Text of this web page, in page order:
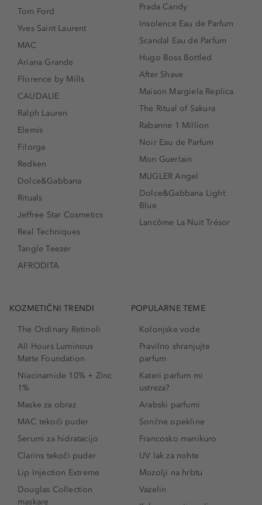
Tom Ford
Yves Saint Laurent
MAC
Ariana Grande
Florence by Mills
CAUDALIE
Ralph Lauren
Elemis
Filorga
Redken
Dolce&Gabbana
Rituals
Jeffree Star Cosmetics
Real Techniques
Tangle Teezer
AFRODITA
Prada Candy
Insolence Eau de Parfum
Scandal Eau de Parfum
Hugo Boss Bottled
After Shave
Maison Margiela Replica
The Ritual of Sakura
Rabanne 1 Million
Noir Eau de Parfum
Mon Guerlain
MUGLER Angel
Dolce&Gabbana Light
Blue
Lancôme La Nuit Trésor
KOZMETIČNI TRENDI
The Ordinary Retinoli
All Hours Luminous
Matte Foundation
Niacinamide 10% + Zinc
1%
Maske za obraz
MAC tekoči puder
Serumi za hidratacijo
Clarins tekoči puder
Lip Injection Extreme
Douglas Collection
maskare
POPULARNE TEME
Kolonjske vode
Pravilno shranjujte
parfum
Kateri parfum mi
ustreza?
Arabski parfumi
Sončne opekline
Francosko manikuro
UV lak za nohte
Mozolji na hrbtu
Vazelin